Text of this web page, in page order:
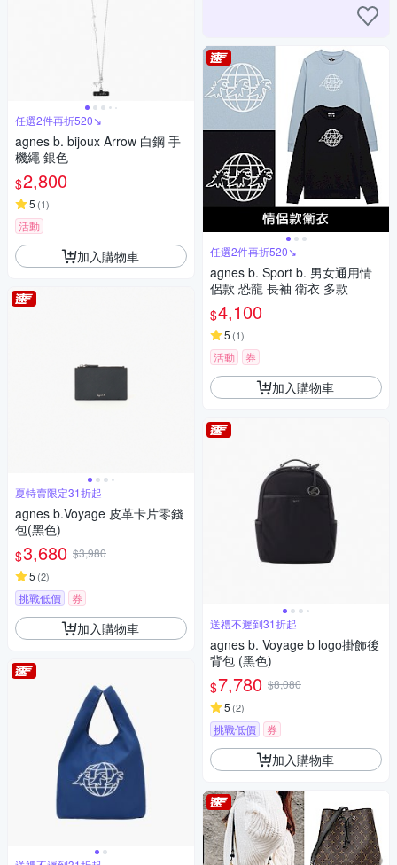
任選2件再折520↘
agnes b. bijoux Arrow 白鋼 手
機繩 銀色
$2,800
5 (1)
活動
加入購物車
夏特賣限定31折起
agnes b.Voyage 皮革卡片零錢
包(黑色)
$3,680 $3,980
5 (2)
挑戰低價 券
加入購物車
任選2件再折520↘
agnes b. Sport b. 男女通用情
侶款 恐龍 長袖 衛衣 多款
$4,100
5 (1)
活動 券
加入購物車
送禮不遲到31折起
agnes b. Voyage b logo掛飾後
背包 (黑色)
$7,780 $8,080
5 (2)
挑戰低價 券
加入購物車